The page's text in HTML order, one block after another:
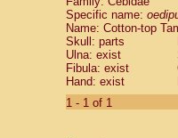
Cebidae
Cebidae
Cebidae
Cebidae
Cebidae
Cebidae
Cebidae
Specific name:
Name: Cotton-top
Skull: parts
Ulna: exist
Fibula: exist
Hand: exist
1 - 1 of 1